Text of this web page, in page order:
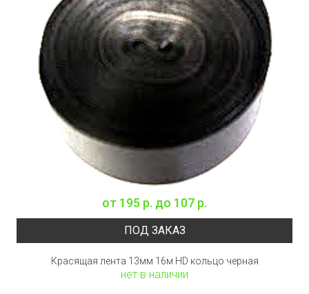
от 195 р. до 107 р.
ПОД ЗАКАЗ
Красящая лента 13мм 16м HD кольцо черная
нет в наличии